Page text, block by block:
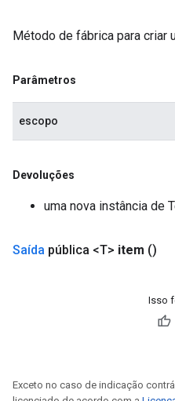
Método de fábrica para criar
Parâmetros
escopo
Devoluções
uma nova instância de
Saída pública <T> item ()
Isso
Exceto no caso de indicação